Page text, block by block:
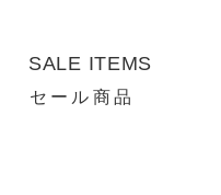
SALE ITEMS
セール商品